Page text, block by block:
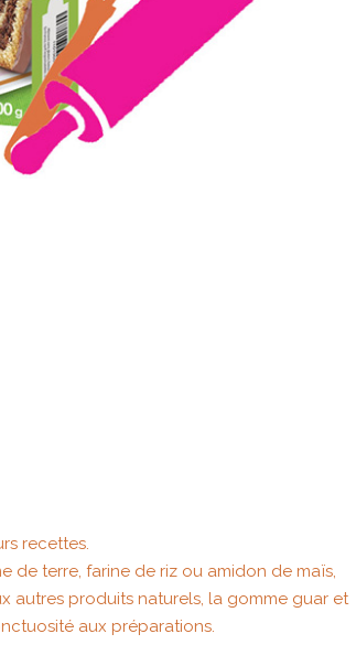
recettes.
de terre, farine de riz ou amidon de maïs,
autres produits naturels, la gomme guar et
aux préparations.